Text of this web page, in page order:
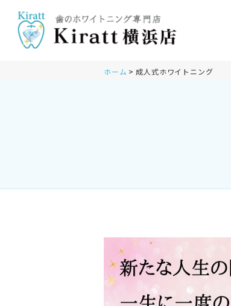
ホーム 成人式ホワイトニング